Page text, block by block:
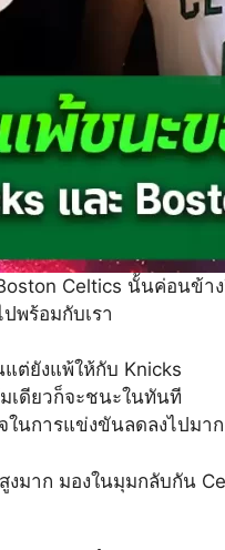
Celtics นั้นค่อนข้า
พร้อมกับเรา
ต่ยังแพ้ให้กับ Knicks
เดียวก็จะชนะในทันที
ในการแข่งขันลดลงไปมาก
มาก มองในมุมกลับกัน